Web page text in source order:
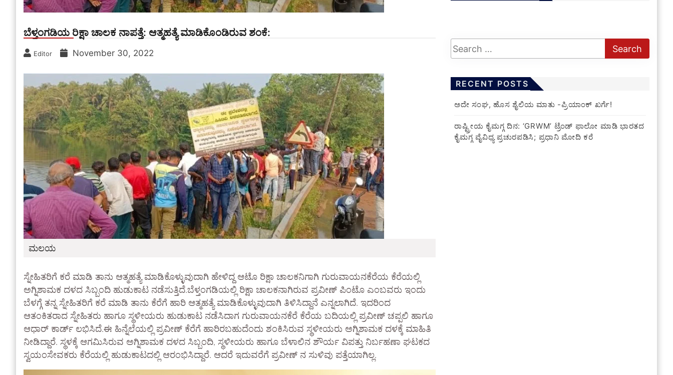
ಬೆಳ್ತಂಗಡಿಯ ರಿಕ್ಷಾ ಚಾಲಕ ನಾಪತ್ತೆ: ಆತ್ಮಹತ್ಯೆ ಮಾಡಿಕೊಂಡಿರುವ ಶಂಕೆ:
Editor November 30, 2022
ಮಲಯ
ಸ್ನೇಹಿತರಿಗೆ ಕರೆ ಮಾಡಿ ತಾನು ಆತ್ಮಹತ್ಯೆ ಮಾಡಿಕೊಳ್ಳುವುದಾಗಿ ಹೇಳಿದ್ದ ಆಟೊ ರಿಕ್ಷಾ ಚಾಲಕನಿಗಾಗಿ ಗುರುವಾಯನಕೆರೆಯ ಕೆರೆಯಲ್ಲಿ
ಅಗ್ನಿಶಾಮಕ ದಳದ ಸಿಬ್ಬಂದಿ ಹುಡುಕಾಟ ನಡೆಸುತ್ತಿದೆ.ಬೆಳ್ತಂಗಡಿಯಲ್ಲಿ ರಿಕ್ಷಾ ಚಾಲಕನಾಗಿರುವ ಪ್ರವೀಣ್ ಪಿಂಟೊ ಎಂಬವರು ಇಂದು
ಬೆಳಗ್ಗೆ ತನ್ನ ಸ್ನೇಹಿತರಿಗೆ ಕರೆ ಮಾಡಿ ತಾನು ಕೆರೆಗೆ ಹಾರಿ ಆತ್ಮಹತ್ಯೆ ಮಾಡಿಕೊಳ್ಳುವುದಾಗಿ ತಿಳಿಸಿದ್ದಾನೆ ಎನ್ನಲಾಗಿದೆ. ಇದರಿಂದ
ಆತಂಕಿತರಾದ ಸ್ನೇಹಿತರು ಹಾಗೂ ಸ್ಥಳೀಯರು ಹುಡುಕಾಟ ನಡೆಸಿದಾಗ ಗುರುವಾಯನಕೆರೆ ಕೆರೆಯ ಬದಿಯಲ್ಲಿ ಪ್ರವೀಣ್ ಚಪ್ಪಲಿ ಹಾಗೂ
ಆಧಾರ್ ಕಾರ್ಡ್ ಲಭಿಸಿದೆ.ಈ ಹಿನ್ನೆಲೆಯಲ್ಲಿ ಪ್ರವೀಣ್ ಕೆರೆಗೆ ಹಾರಿರಬಹುದೆಂದು ಶಂಕಿಸಿರುವ ಸ್ಥಳೀಯರು ಅಗ್ನಿಶಾಮಕ ದಳಕ್ಕೆ ಮಾಹಿತಿ
ನೀಡಿದ್ದಾರೆ. ಸ್ಥಳಕ್ಕೆ ಆಗಮಿಸಿರುವ ಅಗ್ನಿಶಾಮಕ ದಳದ ಸಿಬ್ಬಂದಿ, ಸ್ಥಳೀಯರು ಹಾಗೂ ಬೆಳಾಲಿನ ಶೌರ್ಯ ವಿಪತ್ತು ನಿರ್ಬಹಣಾ ಘಟಕದ
ಸ್ವಯಂಸೇವಕರು ಕೆರೆಯಲ್ಲಿ ಹುಡುಕಾಟದಲ್ಲಿ ಆರಂಭಿಸಿದ್ದಾರೆ. ಆದರೆ ಇದುವರೆಗೆ ಪ್ರವೀಣ್ ನ ಸುಳಿವು ಪತ್ತೆಯಾಗಿಲ್ಲ.
RECENT POSTS
ಅದೇ ಸಂಘ, ಹೊಸ ಶೈಲಿಯ ಮಾತು -ಪ್ರಿಯಾಂಕ್ ಖರ್ಗೆ!
ರಾಷ್ಟ್ರೀಯ ಕೈಮಗ್ಗ ದಿನ: ‘GRWM’ ಟ್ರೆಂಡ್ ಫಾಲೋ ಮಾಡಿ ಭಾರತದ
ಕೈಮಗ್ಗ ವೈವಿಧ್ಯ ಪ್ರಚುರಪಡಿಸಿ; ಪ್ರಧಾನಿ ಮೋದಿ ಕರೆ